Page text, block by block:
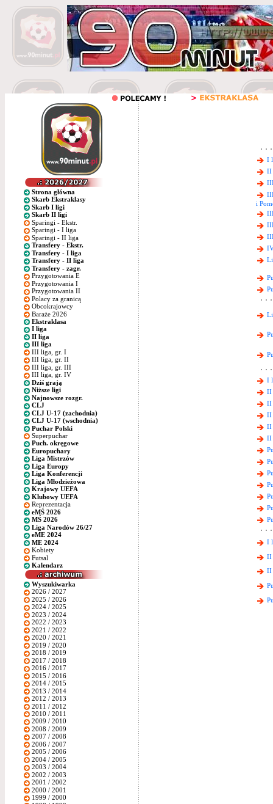
Strona główna
Skarb Ekstraklasy
Skarb I ligi
Skarb II ligi
Sparingi - Ekstr.
Sparingi - I liga
Sparingi - II liga
Transfery - Ekstr.
Transfery - I liga
Transfery - II liga
Transfery - zagr.
Przygotowania E
Przygotowania I
Przygotowania II
Polacy za granicą
Obcokrajowcy
Baraże 2026
Ekstraklasa
I liga
II liga
III liga
III liga, gr. I
III liga, gr. II
III liga, gr. III
III liga, gr. IV
Dziś grają
Niższe ligi
Najnowsze rozgr.
CLJ
CLJ U-17 (zachodnia)
CLJ U-17 (wschodnia)
Puchar Polski
Superpuchar
Puch. okręgowe
Europuchary
Liga Mistrzów
Liga Europy
Liga Konferencji
Liga Młodzieżowa
Krajowy UEFA
Klubowy UEFA
Reprezentacja
eMŚ 2026
MŚ 2026
Liga Narodów 26/27
eME 2024
ME 2024
Kobiety
Futsal
Kalendarz
Wyszukiwarka
2026 / 2027
2025 / 2026
2024 / 2025
2023 / 2024
2022 / 2023
2021 / 2022
2020 / 2021
2019 / 2020
2018 / 2019
2017 / 2018
2016 / 2017
2015 / 2016
2014 / 2015
2013 / 2014
2012 / 2013
2011 / 2012
2010 / 2011
2009 / 2010
2008 / 2009
2007 / 2008
2006 / 2007
2005 / 2006
2004 / 2005
2003 / 2004
2002 / 2003
2001 / 2002
2000 / 2001
1999 / 2000
I
II
i
I
II
II
II
II
II
I
II
II